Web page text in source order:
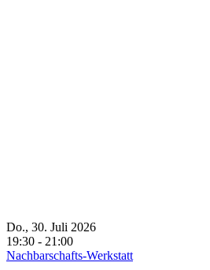
Do., 30. Juli 2026
19:30 - 21:00
Nachbarschafts-Werkstatt